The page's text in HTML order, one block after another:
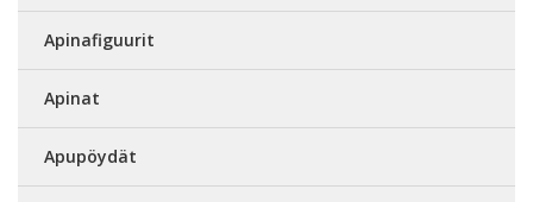
Apinafiguurit
Apinat
Apupöydät